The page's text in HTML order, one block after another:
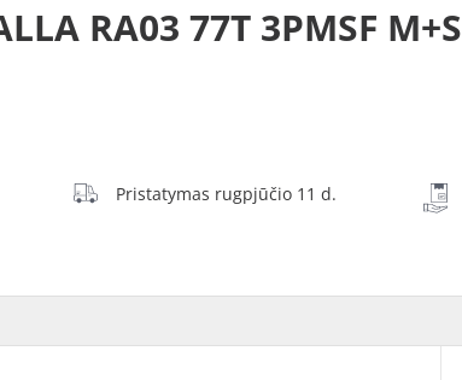
RA03 77T 3PMSF M+S
Pristatymas rugpjūčio 11 d.